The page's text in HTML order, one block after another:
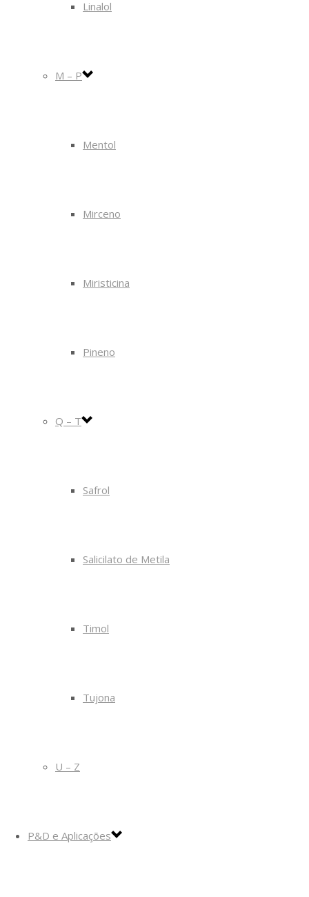
Linalol
M – P
Mentol
Mirceno
Miristicina
Pineno
Q – T
Safrol
Salicilato de Metila
Timol
Tujona
U – Z
P&D e Aplicações